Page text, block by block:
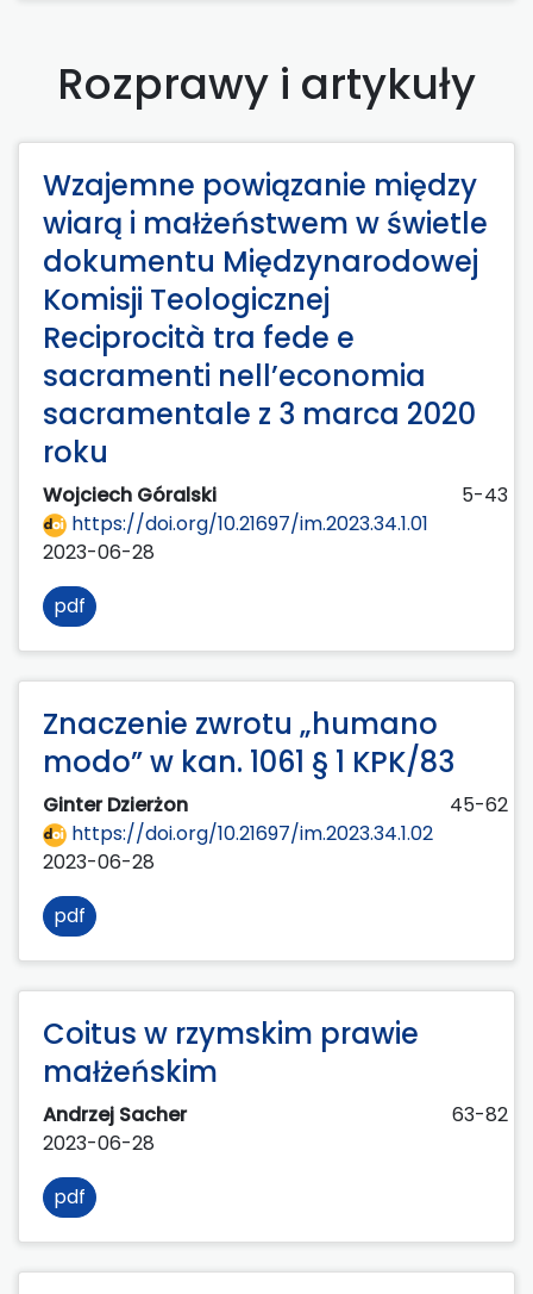
Rozprawy i artykuły
Wzajemne powiązanie między
wiarą i małżeństwem w świetle
dokumentu Międzynarodowej
Komisji Teologicznej
Reciprocità tra fede e
sacramenti nell’economia
sacramentale z 3 marca 2020
roku
Wojciech Góralski
5-43
https://doi.org/10.21697/im.2023.34.1.01
2023-06-28
pdf
Znaczenie zwrotu „humano
modo” w kan. 1061 § 1 KPK/83
Ginter Dzierżon
45-62
https://doi.org/10.21697/im.2023.34.1.02
2023-06-28
pdf
Coitus w rzymskim prawie
małżeńskim
Andrzej Sacher
63-82
2023-06-28
pdf